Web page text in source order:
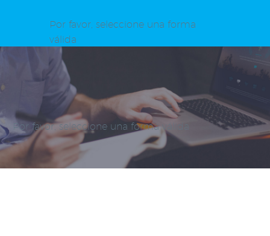
Por favor, seleccione una forma
válida
Por favor, seleccione una forma válida